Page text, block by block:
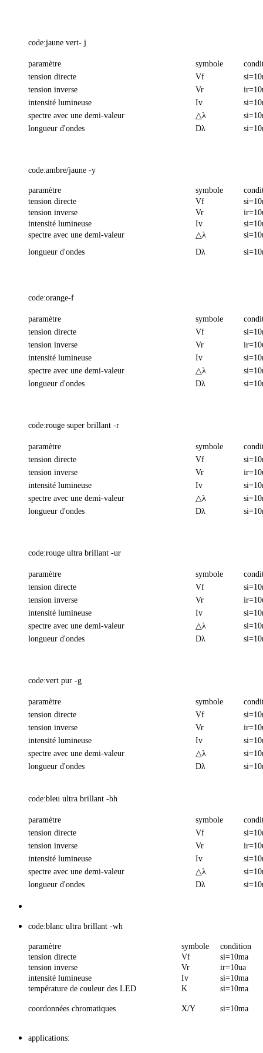
code:jaune vert- j
paramètre symbole
tension directe
Vf
tension inverse
Vr
intensité lumineuse
Iv
spectre avec une demi-valeur
△λ
longueur d'ondes
Dλ
code:ambre/jaune -y
paramètre symbole
tension directe
Vf
tension inverse
Vr
intensité lumineuse
Iv
spectre avec une demi-valeur
△λ
longueur d'ondes
Dλ
code:orange-f
paramètre symbole
tension directe
Vf
tension inverse
Vr
intensité lumineuse
Iv
spectre avec une demi-valeur
△λ
longueur d'ondes
Dλ
code:rouge super brillant -r
paramètre symbole
tension directe
Vf
tension inverse
Vr
intensité lumineuse
Iv
spectre avec une demi-valeur
△λ
longueur d'ondes
Dλ
code:rouge ultra brillant -ur
paramètre symbole
tension directe
Vf
tension inverse
Vr
intensité lumineuse
Iv
spectre avec une demi-valeur
△λ
longueur d'ondes
Dλ
code:vert pur -g
paramètre symbole
tension directe
Vf
tension inverse
Vr
intensité lumineuse
Iv
spectre avec une demi-valeur
△λ
longueur d'ondes
Dλ
code:bleu ultra brillant -bh
paramètre symbole
tension directe
Vf
tension inverse
Vr
intensité lumineuse
Iv
spectre avec une demi-valeur
△λ
longueur d'ondes
Dλ
code:blanc ultra brillant -wh
paramètre symbole
condition
tension directe
Vf
si=10ma
tension inverse
Vr
ir=10ua
intensité lumineuse
Iv
si=10ma
température de couleur des LED
K si=10ma
coordonnées chromatiques X/Y si=10ma
applications: